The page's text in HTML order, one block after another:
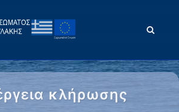
κλήρωσης